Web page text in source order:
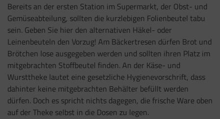
Bereits an der ersten Station im Supermarkt, der Obst- und
Gemüseabteilung, sollten die kurzlebigen Folienbeutel tabu
sein. Geben Sie hier den alternativen Häkel- oder
Leinenbeuteln den Vorzug! Am Bäckertresen dürfen Brot und
Brötchen lose ausgegeben werden und sollten ihren Platz im
mitgebrachten Stoffbeutel finden. An der Käse- und
Wursttheke lautet eine gesetzliche Hygienevorschrift, dass
dahinter keine mitgebrachten Behälter befüllt werden
dürfen. Doch es spricht nichts dagegen, die frische Ware oben
auf der Theke selbst in die Dosen zu legen.